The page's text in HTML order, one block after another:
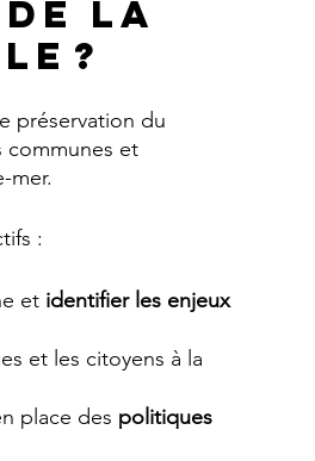
de la
?
préservation du
communes et
mer.
:
et identifier les enjeux
et les citoyens à la
place des politiques